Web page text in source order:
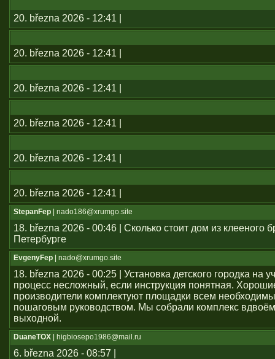
20. března 2026 - 12:41 |
20. března 2026 - 12:41 |
20. března 2026 - 12:41 |
20. března 2026 - 12:41 |
20. března 2026 - 12:41 |
20. března 2026 - 12:41 |
StepanFep | nado186@xrumgo.site
18. března 2026 - 00:46 | Сколько стоит дом из клееного
Петербурге
EvgenyFep | nado@xrumgo.site
18. března 2026 - 00:25 | Установка детского городка на
процесс несложный, если инструкция понятная.
производители комплектуют площадки всем
пошаговым руководством. Мы собрали комплекс
выходной.
DuaneTOX | higbiosepo1986@mail.ru
6. března 2026 - 08:57 |